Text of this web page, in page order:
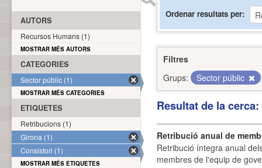
Ordenar resultats per
Filtres
Grups:
Sector públic
Resultat de la
Retribució anual de
Retribució íntegra anual
membres de l'equip de
AUTORS
Recursos Humans (1)
MOSTRAR MÉS AUTORS
CATEGORIES
Sector públic (1)
MOSTRAR MÉS CATEGORIES
ETIQUETES
Retribucions (1)
Girona (1)
Consistori (1)
MOSTRAR MÉS ETIQUETES